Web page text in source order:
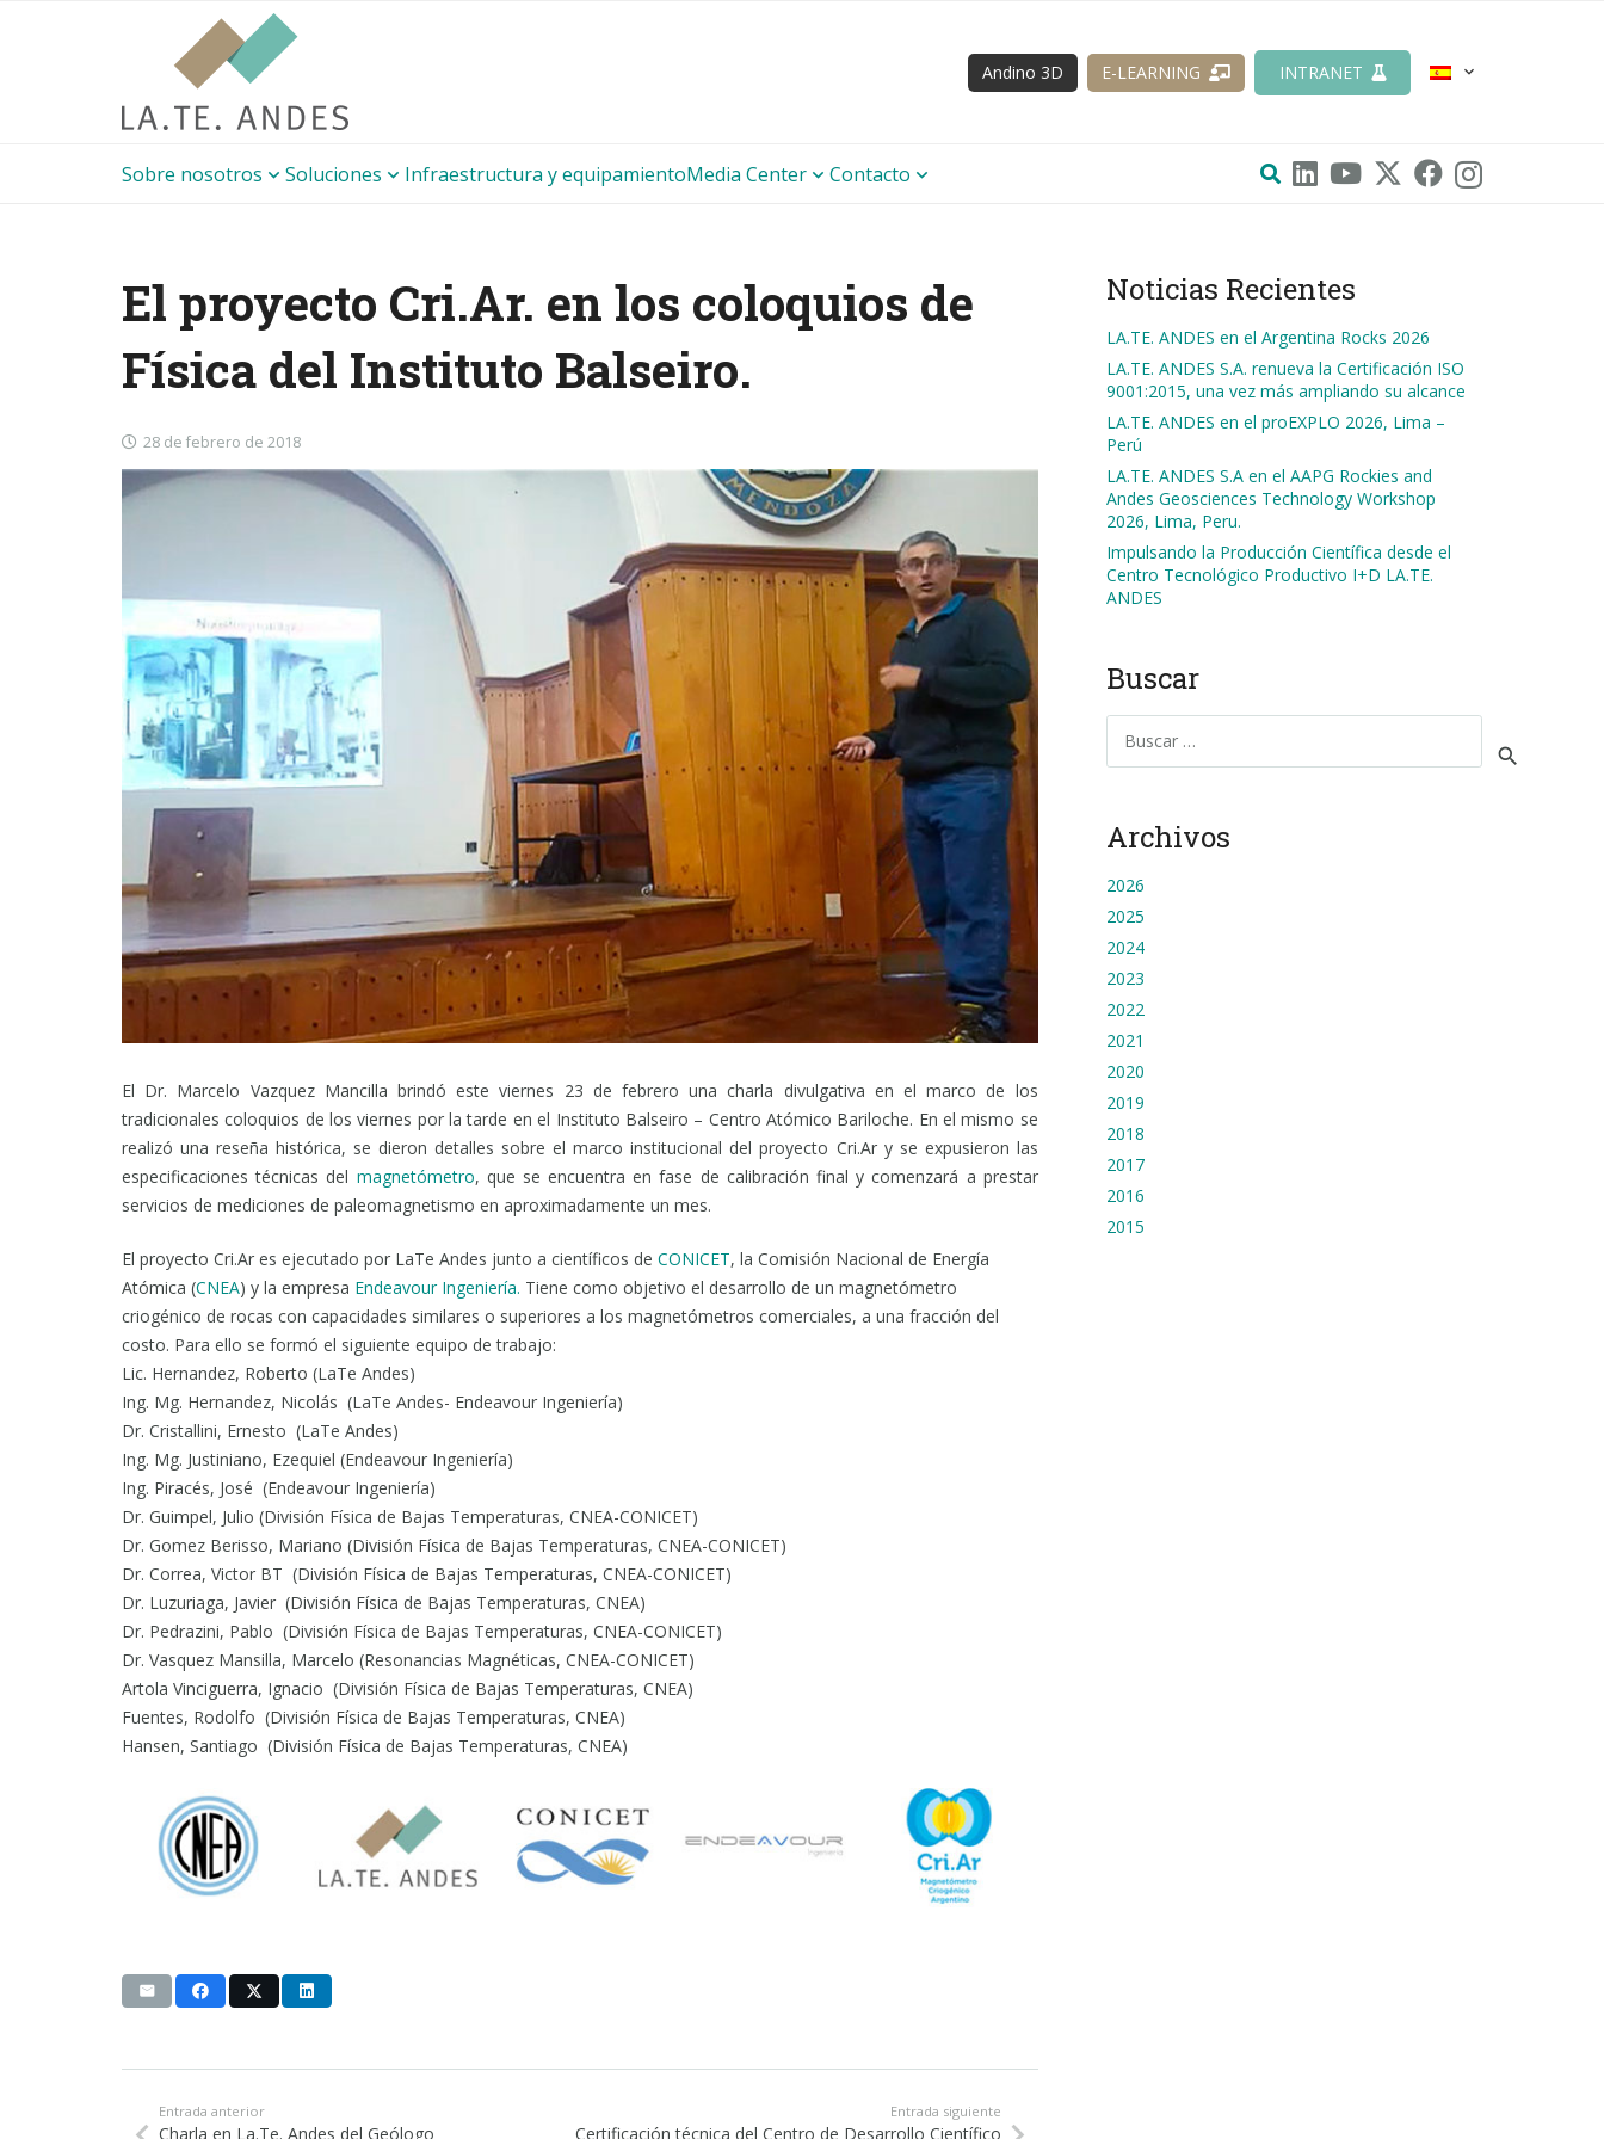
Andino 3D E-LEARNING INTRANET
Sobre nosotros Soluciones Infraestructura y equipamientoMedia Center Contacto
El proyecto Cri.Ar. en los coloquios de
Física del Instituto Balseiro.
28 de febrero de 2018
El Dr. Marcelo Vazquez Mancilla brindó este viernes 23 de febrero una charla divulgativa en el marco de los
tradicionales coloquios de los viernes por la tarde en el Instituto Balseiro – Centro Atómico Bariloche. En el mismo se
realizó una reseña histórica, se dieron detalles sobre el marco institucional del proyecto Cri.Ar y se expusieron las
especificaciones técnicas del magnetómetro, que se encuentra en fase de calibración final y comenzará a prestar
servicios de mediciones de paleomagnetismo en aproximadamente un mes.
El proyecto Cri.Ar es ejecutado por LaTe Andes junto a científicos de CONICET, la Comisión Nacional de Energía
Atómica (CNEA) y la empresa Endeavour Ingeniería. Tiene como objetivo el desarrollo de un magnetómetro
criogénico de rocas con capacidades similares o superiores a los magnetómetros comerciales, a una fracción del
costo. Para ello se formó el siguiente equipo de trabajo:
Lic. Hernandez, Roberto (LaTe Andes)
Ing. Mg. Hernandez, Nicolás (LaTe Andes- Endeavour Ingeniería)
Dr. Cristallini, Ernesto (LaTe Andes)
Ing. Mg. Justiniano, Ezequiel (Endeavour Ingeniería)
Ing. Piracés, José (Endeavour Ingeniería)
Dr. Guimpel, Julio (División Física de Bajas Temperaturas, CNEA-CONICET)
Dr. Gomez Berisso, Mariano (División Física de Bajas Temperaturas, CNEA-CONICET)
Dr. Correa, Victor BT (División Física de Bajas Temperaturas, CNEA-CONICET)
Dr. Luzuriaga, Javier (División Física de Bajas Temperaturas, CNEA)
Dr. Pedrazini, Pablo (División Física de Bajas Temperaturas, CNEA-CONICET)
Dr. Vasquez Mansilla, Marcelo (Resonancias Magnéticas, CNEA-CONICET)
Artola Vinciguerra, Ignacio (División Física de Bajas Temperaturas, CNEA)
Fuentes, Rodolfo (División Física de Bajas Temperaturas, CNEA)
Hansen, Santiago (División Física de Bajas Temperaturas, CNEA)
Entrada anterior
Charla en La.Te. Andes del Geólogo
Entrada siguiente
Certificación técnica del Centro de Desarrollo Científico
Noticias Recientes
LA.TE. ANDES en el Argentina Rocks 2026
LA.TE. ANDES S.A. renueva la Certificación ISO
9001:2015, una vez más ampliando su alcance
LA.TE. ANDES en el proEXPLO 2026, Lima –
Perú
LA.TE. ANDES S.A en el AAPG Rockies and
Andes Geosciences Technology Workshop
2026, Lima, Peru.
Impulsando la Producción Científica desde el
Centro Tecnológico Productivo I+D LA.TE.
ANDES
Buscar
Archivos
2026
2025
2024
2023
2022
2021
2020
2019
2018
2017
2016
2015